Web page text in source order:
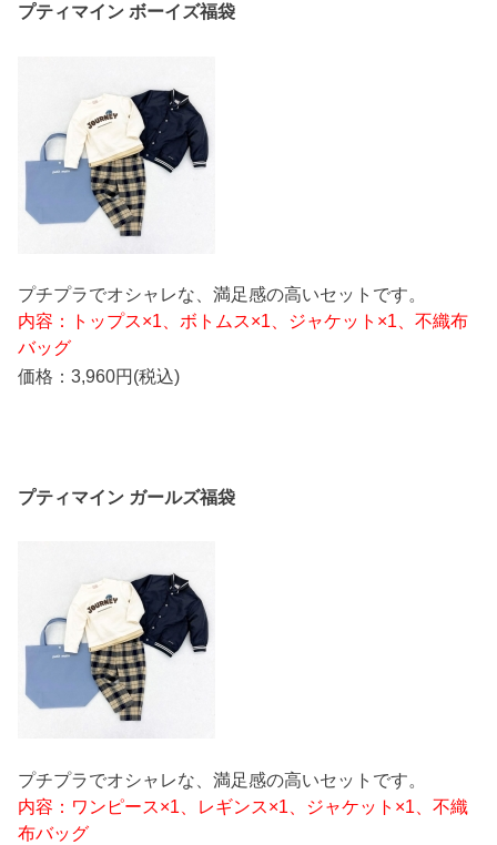
プティマイン ボーイズ福袋
プチプラでオシャレな、満足感の高いセットです。
内容：トップス×1、ボトムス×1、ジャケット×1、不織布
バッグ
価格：3,960円(税込)
プティマイン ガールズ福袋
プチプラでオシャレな、満足感の高いセットです。
内容：ワンピース×1、レギンス×1、ジャケット×1、不織
布バッグ